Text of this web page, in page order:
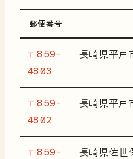
郵便番号
〒859-
4803
長崎県平戸
〒859-
4802
長崎県平戸
〒859- 長崎県佐世